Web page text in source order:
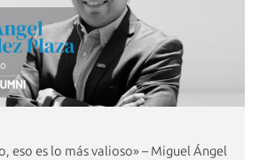
eso es lo más valioso» – Miguel Ángel